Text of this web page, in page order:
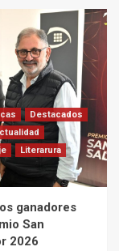
Destacados
Literarura
ganadores
San
2026